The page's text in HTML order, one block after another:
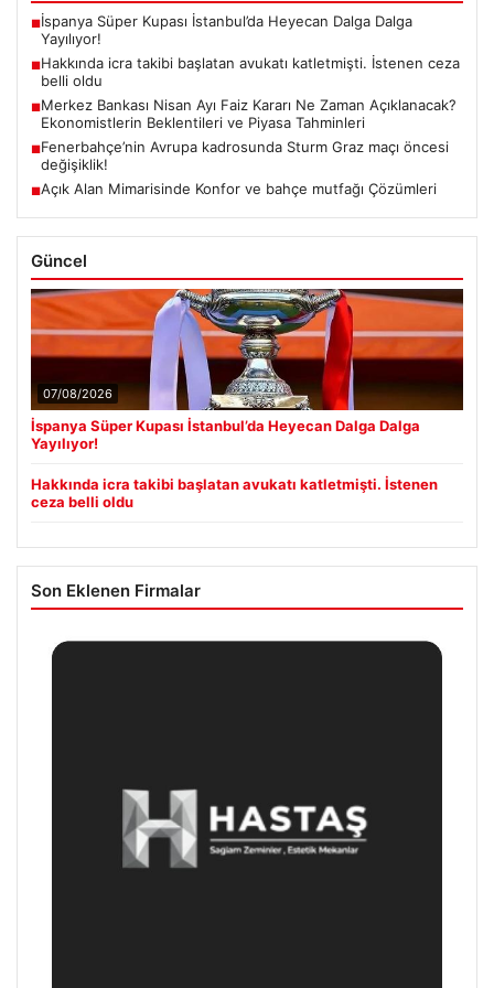
■İspanya Süper Kupası İstanbul’da Heyecan Dalga Dalga
Yayılıyor!
■Hakkında icra takibi başlatan avukatı katletmişti. İstenen ceza
belli oldu
■Merkez Bankası Nisan Ayı Faiz Kararı Ne Zaman Açıklanacak?
Ekonomistlerin Beklentileri ve Piyasa Tahminleri
■Fenerbahçe’nin Avrupa kadrosunda Sturm Graz maçı öncesi
değişiklik!
■Açık Alan Mimarisinde Konfor ve bahçe mutfağı Çözümleri
Güncel
07/08/2026
İspanya Süper Kupası İstanbul’da Heyecan Dalga Dalga
Yayılıyor!
Hakkında icra takibi başlatan avukatı katletmişti. İstenen
ceza belli oldu
Son Eklenen Firmalar